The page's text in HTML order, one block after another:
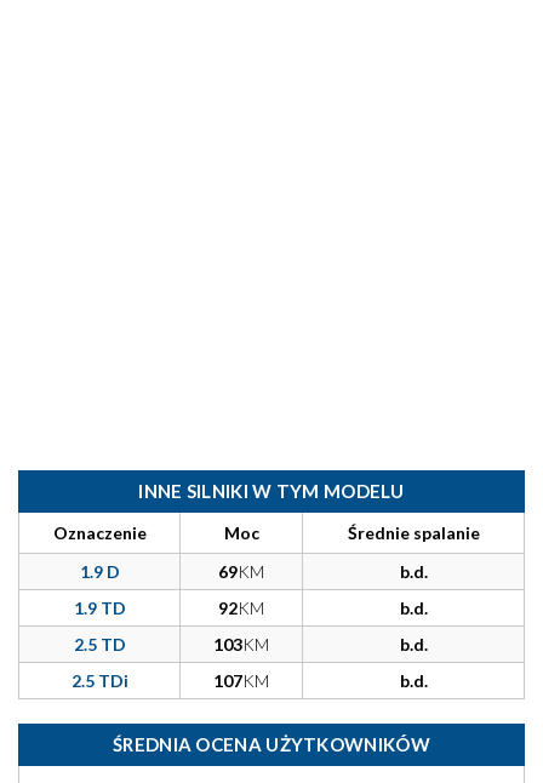
INNE SILNIKI W TYM MODELU
Oznaczenie Moc
Średnie spalanie
1.9 D
69KM
b.d.
1.9 TD
92KM
b.d.
2.5 TD
103KM
b.d.
2.5 TDi
107KM b.d.
ŚREDNIA OCENA UŻYTKOWNIKÓW